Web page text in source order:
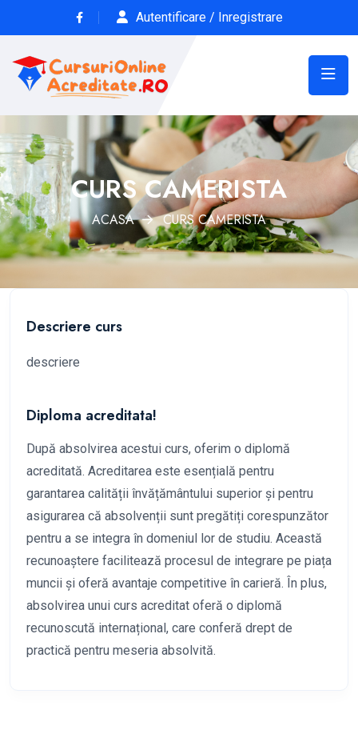
Autentificare / Inregistrare
CURS CAMERISTA
ACASA CURS CAMERISTA
Descriere curs
descriere
Diploma acreditata!
După absolvirea acestui curs, oferim o diplomă
acreditată. Acreditarea este esențială pentru
garantarea calității învățământului superior și pentru
asigurarea că absolvenții sunt pregătiți corespunzător
pentru a se integra în domeniul lor de studiu. Această
recunoaștere facilitează procesul de integrare pe piața
muncii și oferă avantaje competitive în carieră. În plus,
absolvirea unui curs acreditat oferă o diplomă
recunoscută internațional, care conferă drept de
practică pentru meseria absolvită.